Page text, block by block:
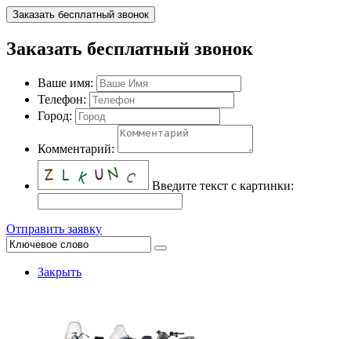
Заказать бесплатный звонок
Заказать бесплатный звонок
Ваше имя:
Телефон:
Город:
Комментарий:
Введите текст с картинки:
Отправить заявку
Закрыть